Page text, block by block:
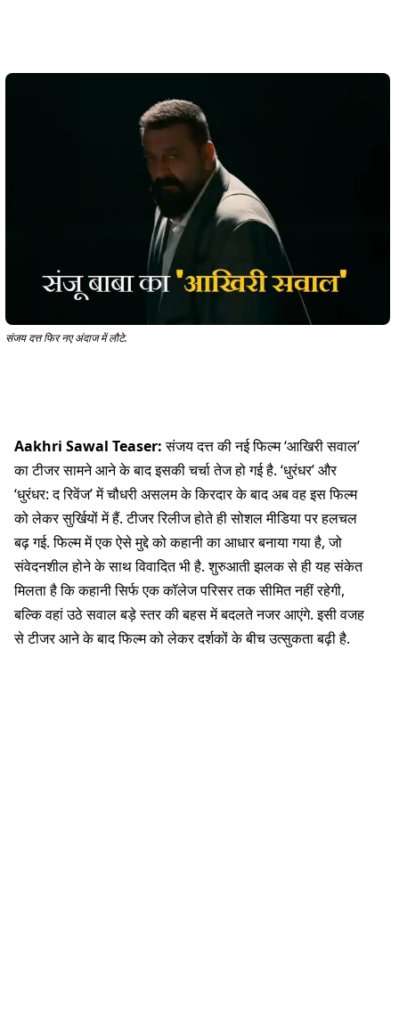
संजय दत्त फिर नए अंदाज में लौटे.
Aakhri Sawal Teaser:संजय दत्त की नई फिल्म ‘आखिरी सवाल’
का टीजर सामने आने के बाद इसकी चर्चा तेज हो गई है. ‘धुरंधर’ और
‘धुरंधर: द रिवेंज’ में चौधरी असलम के किरदार के बाद अब वह इस फिल्म
को लेकर सुर्खियों में हैं. टीजर रिलीज होते ही सोशल मीडिया पर हलचल
बढ़ गई. फिल्म में एक ऐसे मुद्दे को कहानी का आधार बनाया गया है, जो
संवेदनशील होने के साथ विवादित भी है. शुरुआती झलक से ही यह संकेत
मिलता है कि कहानी सिर्फ एक कॉलेज परिसर तक सीमित नहीं रहेगी,
बल्कि वहां उठे सवाल बड़े स्तर की बहस में बदलते नजर आएंगे. इसी वजह
से टीजर आने के बाद फिल्म को लेकर दर्शकों के बीच उत्सुकता बढ़ी है.